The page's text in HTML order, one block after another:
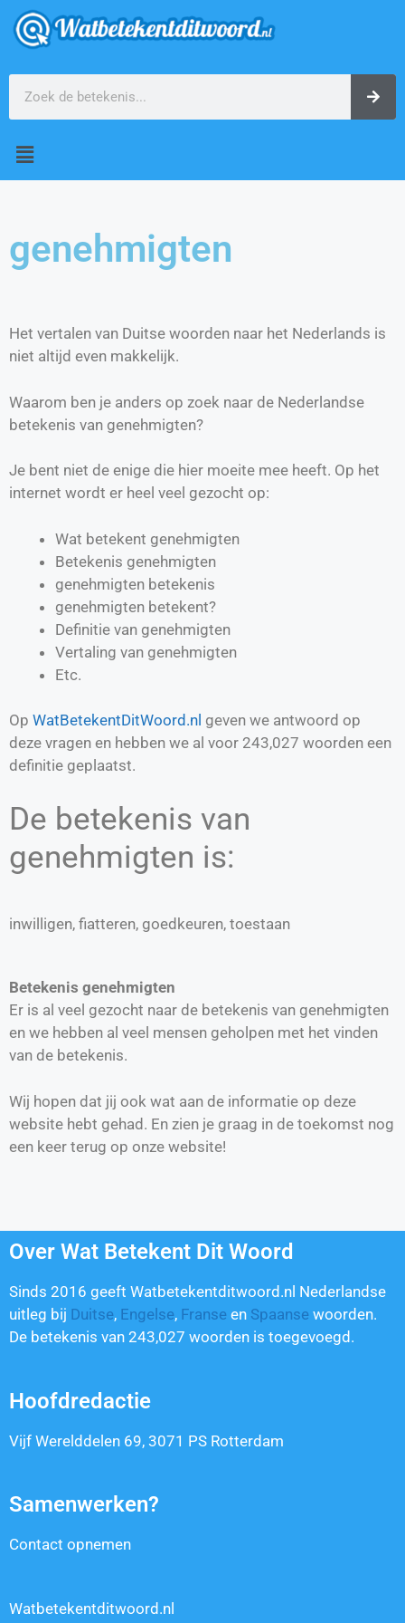
genehmigten
Het vertalen van Duitse woorden naar het Nederlands is
niet altijd even makkelijk.
Waarom ben je anders op zoek naar de Nederlandse
betekenis van genehmigten?
Je bent niet de enige die hier moeite mee heeft. Op het
internet wordt er heel veel gezocht op:
Wat betekent genehmigten
Betekenis genehmigten
genehmigten betekenis
genehmigten betekent?
Definitie van genehmigten
Vertaling van genehmigten
Etc.
Op WatBetekentDitWoord.nl geven we antwoord op
deze vragen en hebben we al voor 243,027 woorden een
definitie geplaatst.
De betekenis van
genehmigten is:
inwilligen, fiatteren, goedkeuren, toestaan
Betekenis genehmigten
Er is al veel gezocht naar de betekenis van genehmigten
en we hebben al veel mensen geholpen met het vinden
van de betekenis.
Wij hopen dat jij ook wat aan de informatie op deze
website hebt gehad. En zien je graag in de toekomst nog
een keer terug op onze website!
Over Wat Betekent Dit Woord
Sinds 2016 geeft Watbetekentditwoord.nl Nederlandse
uitleg bij Duitse, Engelse, Franse en Spaanse woorden.
De betekenis van 243,027 woorden is toegevoegd.
Hoofdredactie
Vijf Werelddelen 69, 3071 PS Rotterdam
Samenwerken?
Contact opnemen
Watbetekentditwoord.nl